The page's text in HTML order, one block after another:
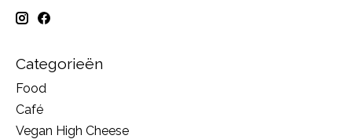
Categorieën
Food
Café
Vegan High Cheese